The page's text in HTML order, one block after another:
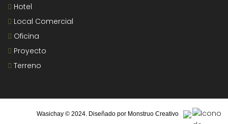
Hotel
Local Comercial
Oficina
Proyecto
Terreno
Wasichay © 2024. Diseñado por Monstruo Creativo